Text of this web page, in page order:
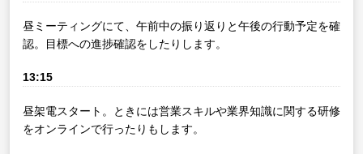
昼ミーティングにて、午前中の振り返りと午後の行動予定を確
認。目標への進捗確認をしたりします。
13:15
昼架電スタート。ときには営業スキルや業界知識に関する研修
をオンラインで行ったりもします。